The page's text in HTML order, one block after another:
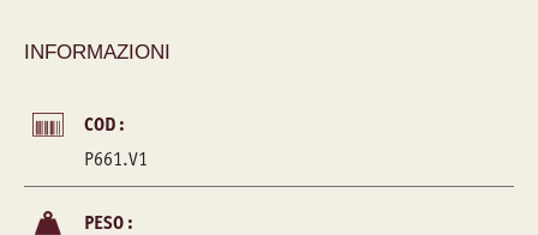
INFORMAZIONI
COD :
P661.V1
PESO :